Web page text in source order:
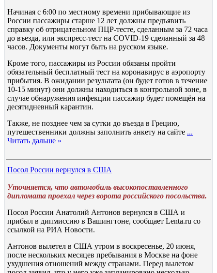
Начиная с 6:00 по местному времени прибывающие из
России пассажиры старше 12 лет должны предъявить
справку об отрицательном ПЦР-тесте, сделанным за 72 часа
до въезда, или экспресс-тест на COVID-19 сделанный за 48
часов. Документы могут быть на русском языке.
Кроме того, пассажиры из России обязаны пройти
обязательный бесплатный тест на коронавирус в аэропорту
прибытия. В ожидании результата (он будет готов в течение
10-15 минут) они должны находиться в контрольной зоне, в
случае обнаружения инфекции пассажир будет помещён на
десятидневный карантин.
Также, не позднее чем за сутки до въезда в Грецию,
путешественники должны заполнить анкету на сайте ...
Читать дальше »
Посол России вернулся в США
Уточняется, что автомобиль высокопоставленного
дипломата проехал через ворота российского посольства.
Посол России Анатолий Антонов вернулся в США и
прибыл в дипмиссию в Вашингтоне, сообщает Lenta.ru со
ссылкой на РИА Новости.
Антонов вылетел в США утром в воскресенье, 20 июня,
после нескольких месяцев пребывания в Москве на фоне
ухудшения отношений между странами. Перед вылетом